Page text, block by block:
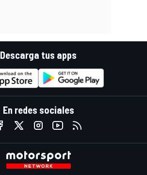
Descarga tus apps
En redes sociales